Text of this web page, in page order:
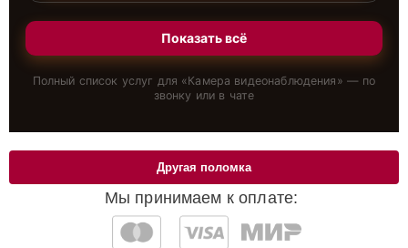
Показать всё
Полный список услуг для «Камера видеонаблюдения » — по
звонку или в чате
Мы принимаем к оплате:
Другая поломка